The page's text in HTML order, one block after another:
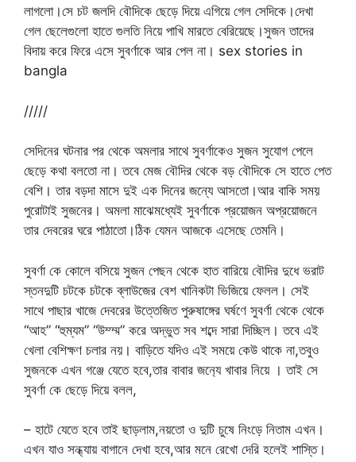
লাগলো।সে চট জলদি বৌদিকে ছেড়ে দিয়ে এগিয়ে গেল সেদিকে।দেখা
গেল ছেলেগুলো হাতে গুলতি নিয়ে পাখি মারতে বেরিয়েছে।সুজন তাদের
বিদায় করে ফিরে এসে সুবর্ণাকে আর পেল না। sex stories in
bangla
/////
সেদিনের ঘটনার পর থেকে অমলার সাথে সুবর্ণাকেও সুজন সুযোগ পেলে
ছেড়ে কথা বলতো না। তবে মেজ বৌদির থেকে বড় বৌদিকে সে হাতে পেত
বেশি। তার বড়দা মাসে দুই এক দিনের জন্যে আসতো।আর বাকি সময়
পুরোটাই সুজনের। অমলা মাঝেমধ্যেই সুবর্ণাকে প্রয়োজন অপ্রয়োজনে
তার দেবরের ঘরে পাঠাতো।ঠিক যেমন আজকে এসেছে তেমনি।
সুবর্ণা কে কোলে বসিয়ে সুজন পেছন থেকে হাত বারিয়ে বৌদির দুধে ভরাট
স্তনদুটি চটকে চটকে ব্লাউজের বেশ খানিকটা ভিজিয়ে ফেলল। সেই
সাথে পাছার খাজে দেবরের উত্তেজিত পুরুষাঙ্গের ঘর্ষণে সুবর্ণা থেকে থেকে
“আহ” “হুম্যম” “উম্ম্ম” করে অদ্ভুত সব শব্দে সারা দিচ্ছিল। তবে এই
খেলা বেশিক্ষণ চলার নয়। বাড়িতে যদিও এই সময়ে কেউ থাকে না,তবুও
সুজনকে এখন গঞ্জে যেতে হবে,তার বাবার জন‍্যে খাবার নিয়ে । তাই সে
সুবর্ণা কে ছেড়ে দিয়ে বলল,
– হাটে যেতে হবে তাই ছাড়লাম,নয়তো ও দুটি চুষে নিংড়ে নিতাম এখন।
এখন যাও সন্ধ্যায় বাগানে দেখা হবে,আর মনে রেখো দেরি হলেই শাস্তি।